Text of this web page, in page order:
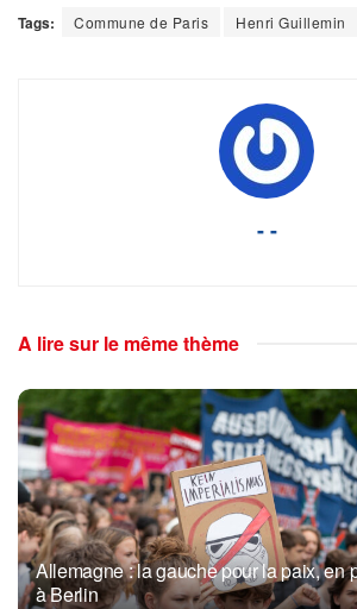
Tags: Commune de Paris Henri Guillemin
- -
A lire sur le même thème
Allemagne : la gauche pour la paix, en
à Berlin